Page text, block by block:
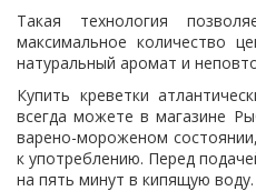
Такая технология
максимальное количество
натуральный аромат и
Купить креветки
всегда можете в магазине
варено-мороженом
к употреблению. Перед
на пять минут в кипящую воду.